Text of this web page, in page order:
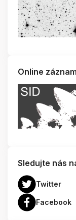
Online
Sledujte nás
Twitter
Facebook